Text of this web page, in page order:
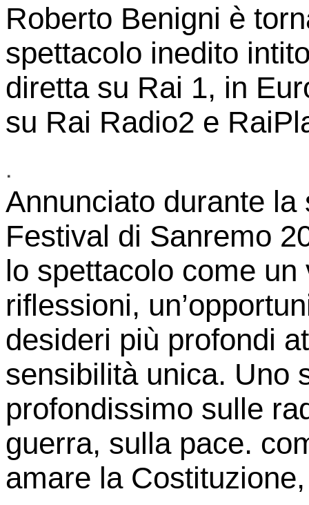
Roberto Benigni è
spettacolo inedito
diretta su Rai 1, in
su Rai Radio2 e
.
Annunciato durante
Festival di Sanremo
lo spettacolo come
riflessioni,
desideri più profondi
sensibilità unica. Uno
profondissimo sulle
guerra, sulla pace.
amare la